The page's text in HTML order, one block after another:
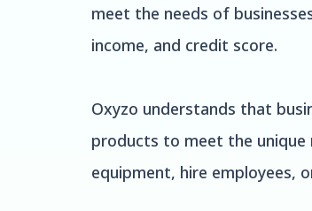
meet the needs of
income, and credit score.
Oxyzo understands that
products to meet the unique
equipment, hire employees,